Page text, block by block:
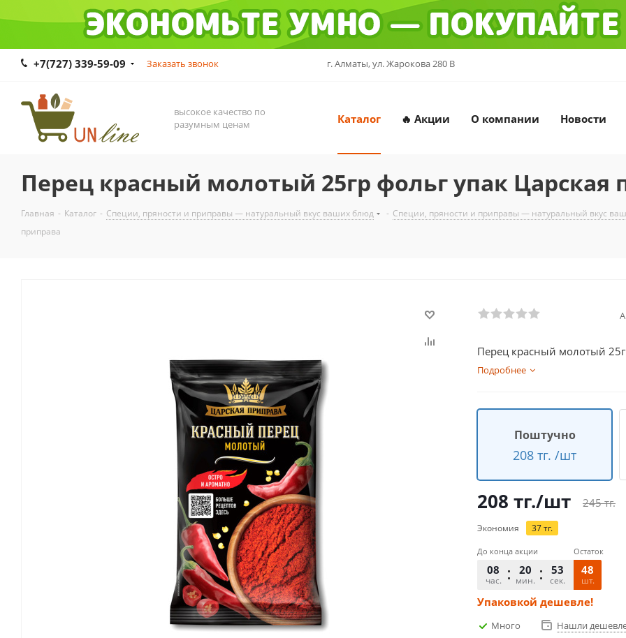
+7(727) 339-59-09 Заказать звонок г. Алматы, ул. Жарокова 280 В
высокое качество по
разумным ценам
Каталог 🔥 Акции О компании Новости
Перец красный молотый 25гр фольг упак Царская
Главная - Каталог - Специи, пряности и приправы — натуральный вкус ваших блюд - Специи, пряности и приправы — натуральный вкус
приправа
Перец красный молотый
Подробнее
Поштучно
208 тг. /шт
208 тг./шт 245тг.
Экономия 37тг.
До конца акции
08
час.
20
мин.
53
сек.
Остаток
48
шт.
Упаковкой дешевле!
Много Нашли